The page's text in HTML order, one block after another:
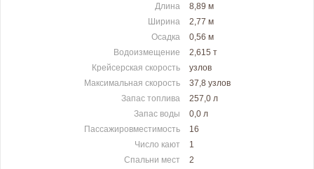
Длина
8,89 м
Ширина
2,77 м
Осадка
0,56 м
Водоизмещение
2,615 т
Крейсерская скорость
узлов
Максимальная скорость
37,8 узлов
Запас топлива
257,0 л
Запас воды
0,0 л
Пассажировместимость
16
Число кают
1
Спальни мест
2